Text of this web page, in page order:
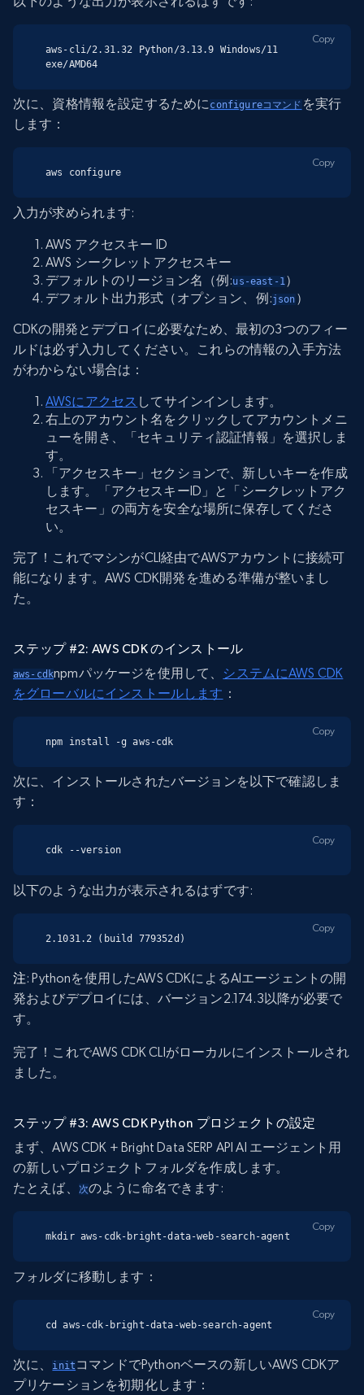
aws-cli/2.31.32 Python/3.13.9 Windows/11
exe/AMD64
Copy
次に、資格情報を設定するためにconfigureコマンド を実行
します：
aws configure
Copy
入力が求められます:
AWS アクセスキー ID
AWS シークレットアクセスキー
デフォルトのリージョン名（例:us-east-1 ）
デフォルト出力形式（オプション、例:json ）
CDKの開発とデプロイに必要なため、最初の3つのフィー
ルドは必ず入力してください。これらの情報の入手方法
がわからない場合は：
AWSにアクセス してサインインします。
右上のアカウント名をクリックしてアカウントメニ
ューを開き、「セキュリティ認証情報」を選択しま
す。
「アクセスキー」セクションで、新しいキーを作成
します。「アクセスキーID」と「シークレットアク
セスキー」の両方を安全な場所に保存してくださ
い。
完了！これでマシンがCLI経由でAWSアカウントに接続可
能になります。AWS CDK開発を進める準備が整いまし
た。
ステップ #2: AWS CDK のインストール
aws-cdknpmパッケージを使用して、 システムにAWS CDK
をグローバルにインストールします ：
npm install -g aws-cdk
Copy
次に、インストールされたバージョンを以下で確認しま
す：
cdk --version
Copy
以下のような出力が表示されるはずです:
2.1031.2 (build 779352d)
Copy
注: Pythonを使用したAWS CDKによるAIエージェントの開
発およびデプロイには、バージョン2.174.3以降が必要で
す。
完了！これでAWS CDK CLIがローカルにインストールされ
ました。
ステップ #3: AWS CDK Python プロジェクトの設定
まず、AWS CDK + Bright Data SERP API AI エージェント用
の新しいプロジェクトフォルダを作成します。
たとえば、
次のように命名できます:
mkdir aws-cdk-bright-data-web-search-agent
Copy
フォルダに移動します：
cd aws-cdk-bright-data-web-search-agent
Copy
次に、 init コマンドでPythonベースの新しいAWS CDKア
プリケーションを初期化します：